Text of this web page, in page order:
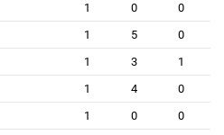
1 0
0
1 5
0
1 3
1
1 4
0
1 0
0